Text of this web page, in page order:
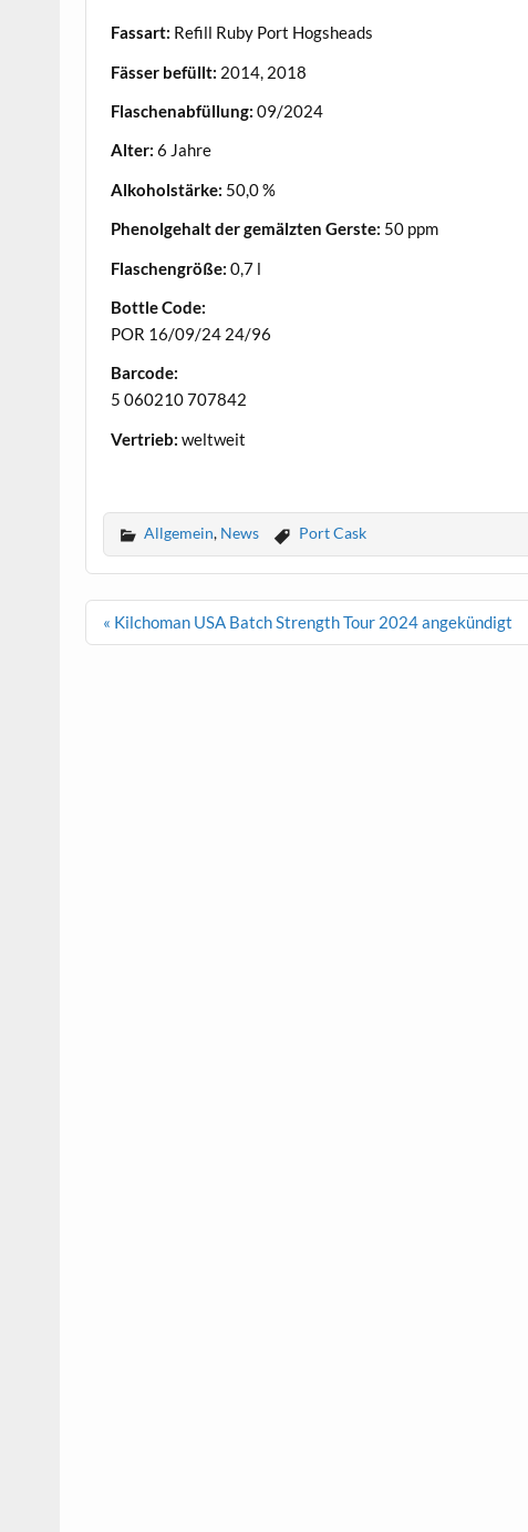
Fassart: Refill Ruby Port Hogsheads
Fässer befüllt: 2014, 2018
Flaschenabfüllung: 09/2024
Alter: 6 Jahre
Alkoholstärke: 50,0 %
Phenolgehalt der gemälzten Gerste: 50 ppm
Flaschengröße:0,7 l
Bottle Code:
POR 16/09/24 24/96
Barcode:
5 060210 707842
Vertrieb: weltweit
Allgemein, News Port Cask
Beitrags-
« Kilchoman USA Batch Strength Tour 2024 angekündigt